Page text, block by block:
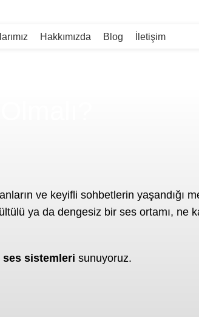
Hakkımızda Blog İletişim
ve keyifli sohbetlerin yaşandığı
ya da dengesiz bir ses ortamı, ne
sistemleri sunuyoruz.